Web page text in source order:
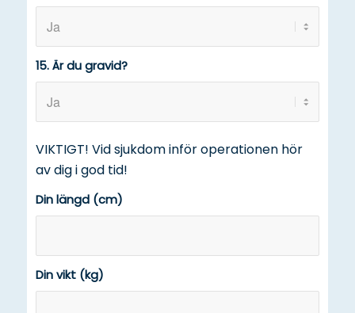
15. Är du gravid?
VIKTIGT! Vid sjukdom inför operationen hör
av dig i god tid!
Din längd (cm)
Din vikt (kg)